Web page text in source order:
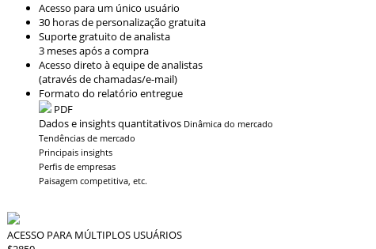
Acesso para um único usuário
30 horas de personalização gratuita
Suporte gratuito de analista
3 meses após a compra
Acesso direto à equipe de analistas
(através de chamadas/e-mail)
Formato do relatório entregue
PDF
Dados e insights quantitativos Dinâmica do mercado
Tendências de mercado
Principais insights
Perfis de empresas
Paisagem competitiva, etc.
ACESSO PARA MÚLTIPLOS USUÁRIOS